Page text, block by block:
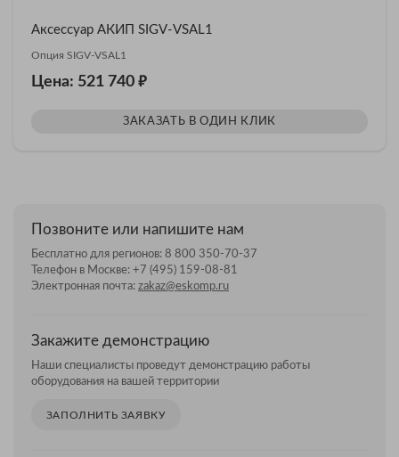
Аксессуар АКИП SIGV-VSAL1
Опция SIGV-VSAL1
Цена: 521 740 ₽
ЗАКАЗАТЬ В ОДИН КЛИК
Позвоните или напишите нам
Бесплатно для регионов: 8 800 350-70-37
Телефон в Москве: +7 (495) 159-08-81
Электронная почта: zakaz@eskomp.ru
Закажите демонстрацию
Наши специалисты проведут демонстрацию работы
оборудования на вашей территории
ЗАПОЛНИТЬ ЗАЯВКУ